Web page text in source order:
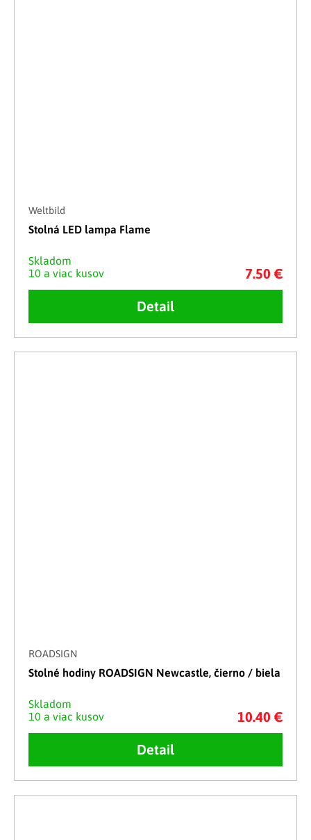
Weltbild
Stolná LED lampa Flame
Skladom
10 a viac kusov
7.50 €
Detail
ROADSIGN
Stolné hodiny ROADSIGN Newcastle, čierno / biela
Skladom
10 a viac kusov
10.40 €
Detail